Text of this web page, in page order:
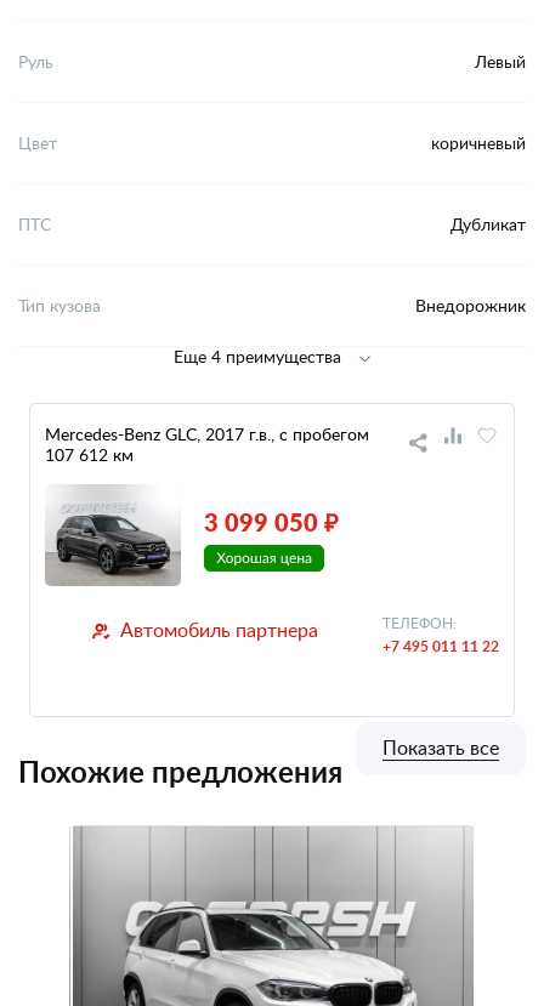
Руль Левый
Цвет коричневый
ПТС Дубликат
Тип кузова Внедорожник
Еще 4 преимущества
Mercedes-Benz GLC, 2017 г.в., с пробегом
107 612 км
3 099 050 ₽
Автомобиль партнера ТЕЛЕФОН:
+7 495 011 11 22
Похожие предложения
Показать все